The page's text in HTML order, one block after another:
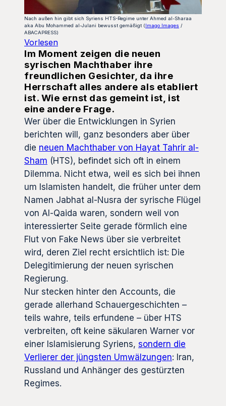
Nach außen hin gibt sich Syriens HTS-Regime unter Ahmed al-Sharaa
aka Abu Mohammed al-Julani bewusst gemäßigt (Imago Images /
ABACAPRESS)
Vorlesen
Im Moment zeigen die neuen
syrischen Machthaber ihre
freundlichen Gesichter, da ihre
Herrschaft alles andere als etabliert
ist. Wie ernst das gemeint ist, ist
eine andere Frage.
Wer über die Entwicklungen in Syrien
berichten will, ganz besonders aber über
die neuen Machthaber von Hayat Tahrir al-
Sham (HTS), befindet sich oft in einem
Dilemma. Nicht etwa, weil es sich bei ihnen
um Islamisten handelt, die früher unter dem
Namen Jabhat al-Nusra der syrische Flügel
von Al-Qaida waren, sondern weil von
interessierter Seite gerade förmlich eine
Flut von Fake News über sie verbreitet
wird, deren Ziel recht ersichtlich ist: Die
Delegitimierung der neuen syrischen
Regierung.
Nur stecken hinter den Accounts, die
gerade allerhand Schauergeschichten –
teils wahre, teils erfundene – über HTS
verbreiten, oft keine säkularen Warner vor
einer Islamisierung Syriens, sondern die
Verlierer der jüngsten Umwälzungen: Iran,
Russland und Anhänger des gestürzten
Regimes.